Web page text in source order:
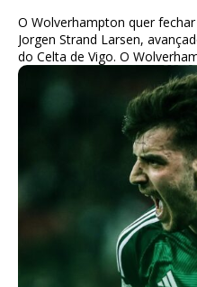
O Wolverhampton quer
Jorgen Strand Larsen,
do Celta de Vigo. O